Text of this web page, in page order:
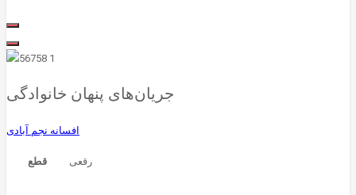
جریان‌های پنهان خانوادگی
افسانه نجم آبادی
قطع